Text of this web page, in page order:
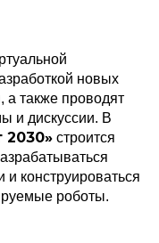
новых
а также проводят
и дискуссии. В
2030» строится
конструироваться
роботы.